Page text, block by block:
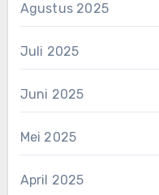
Agustus 2025
Juli 2025
Juni 2025
Mei 2025
April 2025